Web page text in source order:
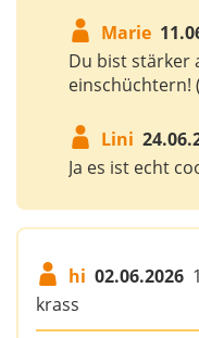
Marie
Du bist stärker
einschüchtern!
Lini
Ja es ist echt
hi 02.06.2026
krass